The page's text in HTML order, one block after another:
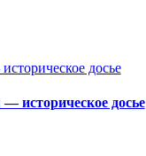
досье
историческое досье